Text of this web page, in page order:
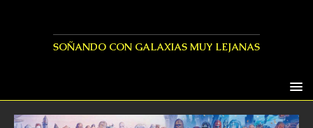
SOÑANDO CON GALAXIAS MUY LEJANAS